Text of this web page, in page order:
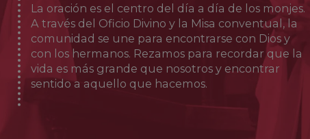
La oración es el centro del día a día de los monjes.
A través del Oficio Divino y la Misa conventual, la
comunidad se une para encontrarse con Dios y
con los hermanos. Rezamos para recordar que la
vida es más grande que nosotros y encontrar
sentido a aquello que hacemos.